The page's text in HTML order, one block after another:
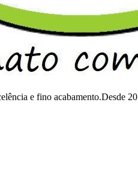
e fino acabamento.Desde